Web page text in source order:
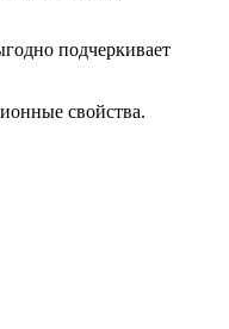
подчеркивает
свойства.